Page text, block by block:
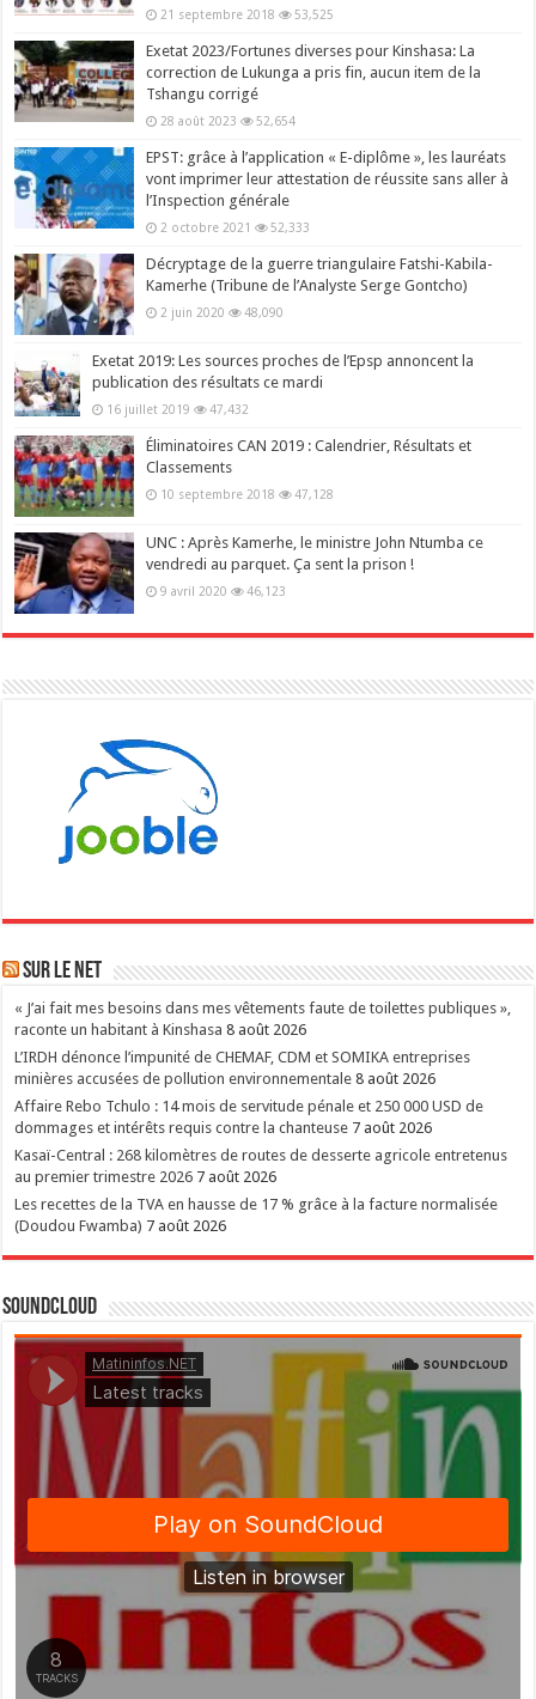
21 septembre 2018 53,525
Exetat 2023/Fortunes diverses pour Kinshasa: La
correction de Lukunga a pris fin, aucun item de la
Tshangu corrigé
28 août 2023 52,654
EPST: grâce à l’application « E-diplôme », les lauréats
vont imprimer leur attestation de réussite sans aller à
l’Inspection générale
2 octobre 2021 52,333
Décryptage de la guerre triangulaire Fatshi-Kabila-
Kamerhe (Tribune de l’Analyste Serge Gontcho)
2 juin 2020 48,090
Exetat 2019: Les sources proches de l’Epsp annoncent la
publication des résultats ce mardi
16 juillet 2019 47,432
Éliminatoires CAN 2019 : Calendrier, Résultats et
Classements
10 septembre 2018 47,128
UNC : Après Kamerhe, le ministre John Ntumba ce
vendredi au parquet. Ça sent la prison !
9 avril 2020 46,123
Sur le NET
« J’ai fait mes besoins dans mes vêtements faute de toilettes publiques »,
raconte un habitant à Kinshasa 8 août 2026
L’IRDH dénonce l’impunité de CHEMAF, CDM et SOMIKA entreprises
minières accusées de pollution environnementale 8 août 2026
Affaire Rebo Tchulo : 14 mois de servitude pénale et 250 000 USD de
dommages et intérêts requis contre la chanteuse 7 août 2026
Kasaï-Central : 268 kilomètres de routes de desserte agricole entretenus
au premier trimestre 2026 7 août 2026
Les recettes de la TVA en hausse de 17 % grâce à la facture normalisée
(Doudou Fwamba) 7 août 2026
SoundCloud